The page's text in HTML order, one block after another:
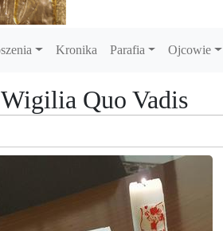
Kronika Parafia Ojcowie
Quo Vadis